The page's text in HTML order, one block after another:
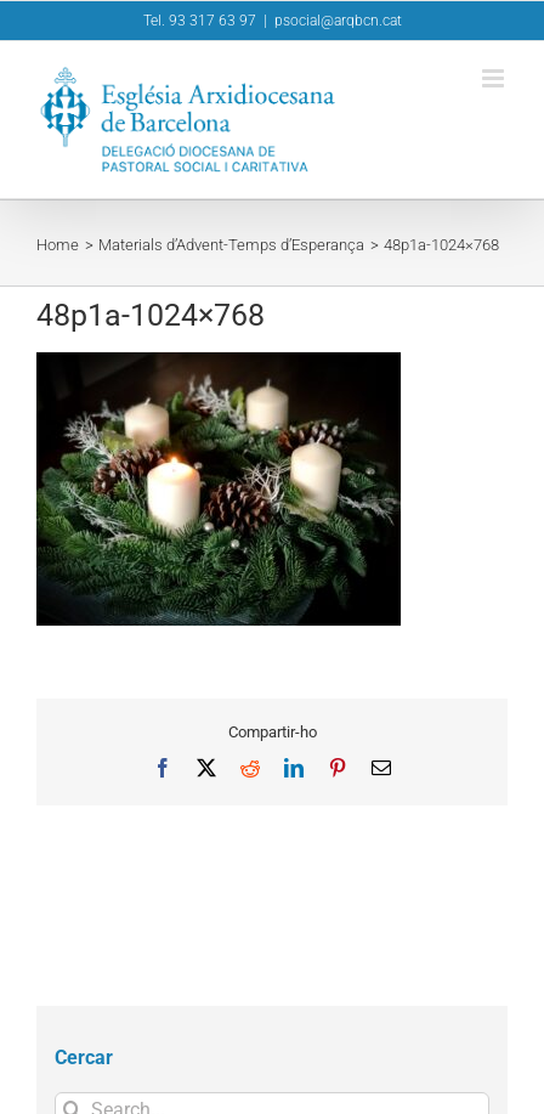
to
Tel. 93 317 63 97 psocial@arqbcn.cat
Home Materials d’Advent-Temps d’Esperança 48p1a-1024×768
48p1a-1024×768
Compartir-ho
Facebook RedditLinkedInPinterestEmail
Cercar
Search